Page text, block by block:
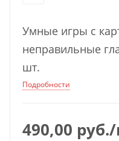
Умные игры с
неправильные
шт.
Подробности
490,00 руб.